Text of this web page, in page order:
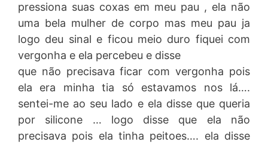
pressiona suas coxas em meu pau , ela não
uma bela mulher de corpo mas meu pau ja
logo deu sinal e ficou meio duro fiquei com
vergonha e ela percebeu e disse
que não precisava ficar com vergonha pois
ela era minha tia só estavamos nos lá….
sentei-me ao seu lado e ela disse que queria
por silicone … logo disse que ela não
precisava pois ela tinha peitoes…. ela disse